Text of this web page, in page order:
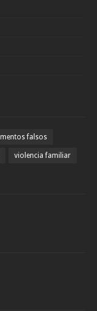
falsos
violencia familiar